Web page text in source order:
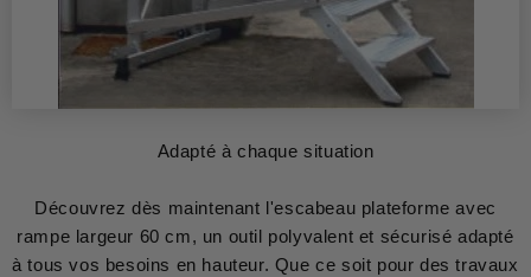
Adapté à chaque situation
Découvrez dès maintenant l'escabeau plateforme avec
rampe largeur 60 cm, un outil polyvalent et sécurisé adapté
à tous vos besoins en hauteur. Que ce soit pour des travaux